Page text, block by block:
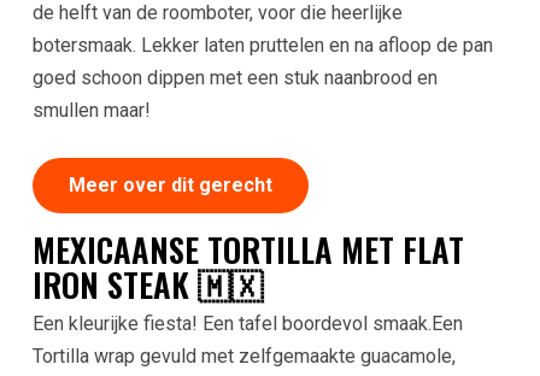
de helft van de roomboter, voor die heerlijke
botersmaak. Lekker laten pruttelen en na afloop de pan
goed schoon dippen met een stuk naanbrood en
smullen maar!
Meer over dit gerecht
MEXICAANSE TORTILLA MET FLAT
IRON STEAK 🇲🇽
Een kleurijke fiesta! Een tafel boordevol smaak.Een
Tortilla wrap gevuld met zelfgemaakte guacamole,